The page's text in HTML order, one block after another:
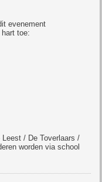
evenement
toe:
/ De Toverlaars /
worden via school